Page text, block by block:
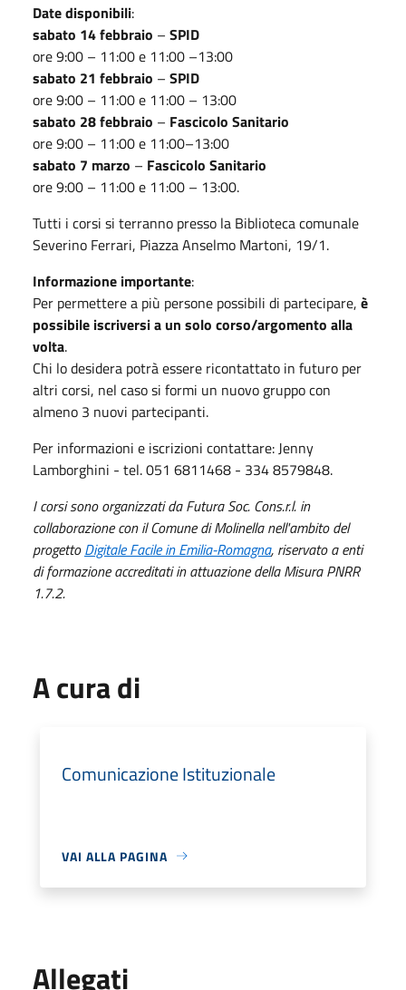
Date disponibili:
sabato 14 febbraio – SPID
ore 9:00 – 11:00 e 11:00 –13:00
sabato 21 febbraio – SPID
ore 9:00 – 11:00 e 11:00 – 13:00
sabato 28 febbraio – Fascicolo Sanitario
ore 9:00 – 11:00 e 11:00–13:00
sabato 7 marzo – Fascicolo Sanitario
ore 9:00 – 11:00 e 11:00 – 13:00.
Tutti i corsi si terranno presso la Biblioteca comunale
Severino Ferrari, Piazza Anselmo Martoni, 19/1.
Informazione importante:
Per permettere a più persone possibili di partecipare, è
possibile iscriversi a un solo corso/argomento alla
volta.
Chi lo desidera potrà essere ricontattato in futuro per
altri corsi, nel caso si formi un nuovo gruppo con
almeno 3 nuovi partecipanti.
Per informazioni e iscrizioni contattare: Jenny
Lamborghini - tel. 051 6811468 - 334 8579848.
I corsi sono organizzati da Futura Soc. Cons.r.l. in
collaborazione con il Comune di Molinella nell'ambito del
progettoDigitale Facile in Emilia-Romagna, riservato a enti
di formazione accreditati in attuazione della Misura PNRR
1.7.2.
A cura di
Comunicazione Istituzionale
VAI ALLA PAGINA
Allegati